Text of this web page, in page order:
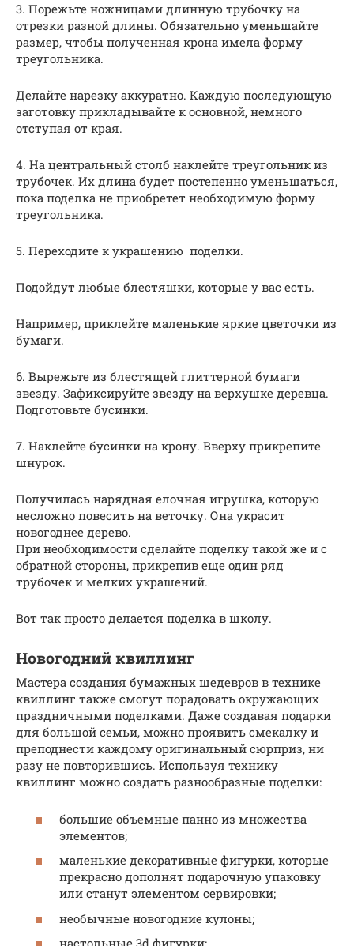
3. Порежьте ножницами длинную трубочку на
отрезки разной длины. Обязательно уменьшайте
размер, чтобы полученная крона имела форму
треугольника.
Делайте нарезку аккуратно. Каждую последующую
заготовку прикладывайте к основной, немного
отступая от края.
4. На центральный столб наклейте треугольник из
трубочек. Их длина будет постепенно уменьшаться,
пока поделка не приобретет необходимую форму
треугольника.
5. Переходите к украшению поделки.
Подойдут любые блестяшки, которые у вас есть.
Например, приклейте маленькие яркие цветочки из
бумаги.
6. Вырежьте из блестящей глиттерной бумаги
звезду. Зафиксируйте звезду на верхушке деревца.
Подготовьте бусинки.
7. Наклейте бусинки на крону. Вверху прикрепите
шнурок.
Получилась нарядная елочная игрушка, которую
несложно повесить на веточку. Она украсит
новогоднее дерево.
При необходимости сделайте поделку такой же и с
обратной стороны, прикрепив еще один ряд
трубочек и мелких украшений.
Вот так просто делается поделка в школу.
Новогодний квиллинг
Мастера создания бумажных шедевров в технике
квиллинг также смогут порадовать окружающих
праздничными поделками. Даже создавая подарки
для большой семьи, можно проявить смекалку и
преподнести каждому оригинальный сюрприз, ни
разу не повторившись. Используя технику
квиллинг можно создать разнообразные поделки:
большие объемные панно из множества
элементов;
маленькие декоративные фигурки, которые
прекрасно дополнят подарочную упаковку
или станут элементом сервировки;
необычные новогодние кулоны;
настольные 3d фигурки;